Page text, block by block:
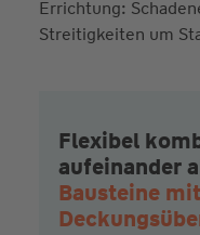
Flexibel
aufeinander
Bausteine